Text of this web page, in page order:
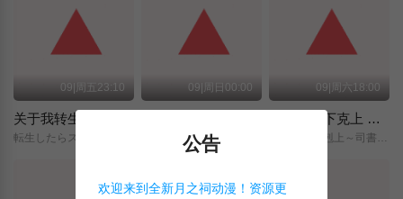
09|周五23:10 09|周日00:00 09|周六18:00
小书痴的下克上 〜为了成为图书管理员而不择手段〜 领主的养女
公告
欢迎来到全新月之祠动漫！资源更